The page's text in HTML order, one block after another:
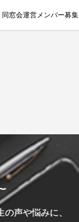
同窓会運営メンバー募集
声や悩みに、